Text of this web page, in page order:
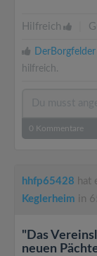
Hilfreich
DerBorgfelder
hilfreich.
0 Kommentare
hhfp65428 hat
Keglerheim in
"Das
neuen